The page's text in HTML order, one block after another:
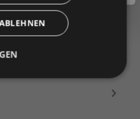
mit mit
2300/48/6, kugelgelagert
U-…